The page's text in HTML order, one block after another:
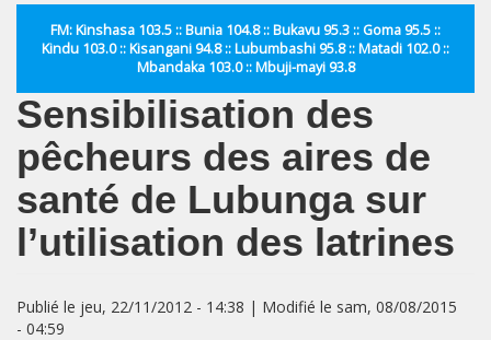
FM: Kinshasa 103.5 :: Bunia 104.8 :: Bukavu 95.3 :: Goma 95.5 ::
Kindu 103.0 :: Kisangani 94.8 :: Lubumbashi 95.8 :: Matadi 102.0 ::
Mbandaka 103.0 :: Mbuji-mayi 93.8
Sensibilisation des
pêcheurs des aires de
santé de Lubunga sur
l’utilisation des latrines
Publié le jeu, 22/11/2012 - 14:38 | Modifié le sam, 08/08/2015
- 04:59